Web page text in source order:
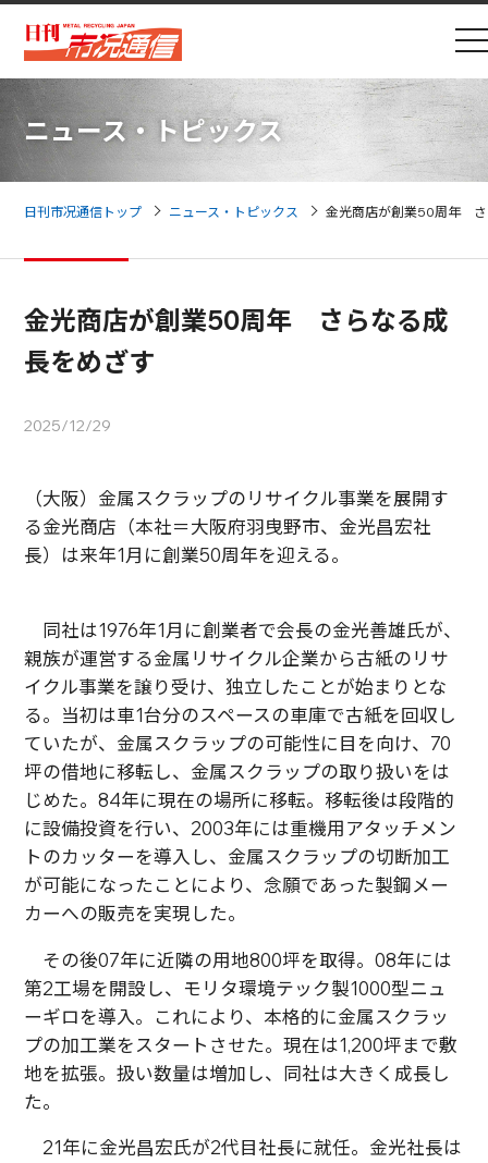
ニュース・トピックス
日刊市况通信トップ ニュース・トピックス 金光商店が創業50周年 さ
金光商店が創業50周年 さらなる成
長をめざす
2025/12/29
（大阪）金属スクラップのリサイクル事業を展開す
る金光商店（本社＝大阪府羽曳野市、金光昌宏社
長）は来年1月に創業50周年を迎える。
同社は1976年1月に創業者で会長の金光善雄氏が、
親族が運営する金属リサイクル企業から古紙のリサ
イクル事業を譲り受け、独立したことが始まりとな
る。当初は車1台分のスペースの車庫で古紙を回収し
ていたが、金属スクラップの可能性に目を向け、70
坪の借地に移転し、金属スクラップの取り扱いをは
じめた。84年に現在の場所に移転。移転後は段階的
に設備投資を行い、2003年には重機用アタッチメン
トのカッターを導入し、金属スクラップの切断加工
が可能になったことにより、念願であった製鋼メー
カーへの販売を実現した。
その後07年に近隣の用地800坪を取得。08年には
第2工場を開設し、モリタ環境テック製1000型ニュ
ーギロを導入。これにより、本格的に金属スクラッ
プの加工業をスタートさせた。現在は1,200坪まで敷
地を拡張。扱い数量は増加し、同社は大きく成長し
た。
21年に金光昌宏氏が2代目社長に就任。金光社長は